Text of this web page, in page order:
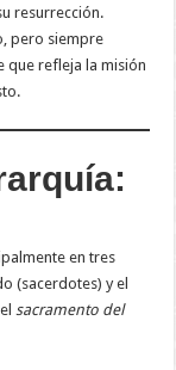
resurrección.
pero siempre
que refleja la misión
en tres
(sacerdotes) y el
elsacramento del